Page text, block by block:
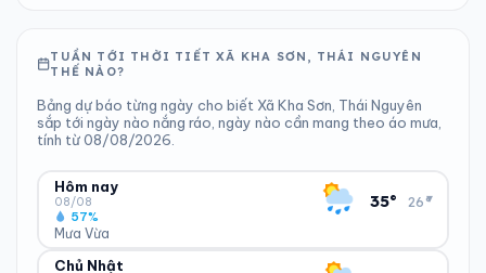
TUẦN TỚI THỜI TIẾT XÃ KHA SƠN, THÁI NGUYÊN
THẾ NÀO?
Bảng dự báo từng ngày cho biết Xã Kha Sơn, Thái Nguyên
sắp tới ngày nào nắng ráo, ngày nào cần mang theo áo mưa,
tính từ 08/08/2026.
Hôm nay
08/08
Mưa Vừa
57%
35° 26°
▾
ĐỘ ẨM
Chủ Nhật